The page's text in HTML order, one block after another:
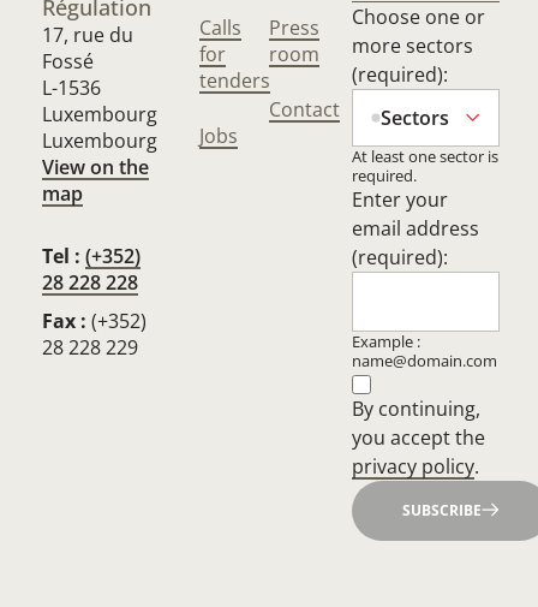
Régulation
17, rue du
Fossé
L-1536
Luxembourg
Luxembourg
View on the
map
Tel : (+352)
28 228 228
Fax : (+352)
28 228 229
Calls
for
tenders
Jobs
Press
room
Contact
Choose one or
more sectors
(required):
Sectors
At least one sector is
required.
Enter your
email address
(required):
Example :
name@domain.com
By continuing,
you accept the
privacy policy.
SUBSCRIBE